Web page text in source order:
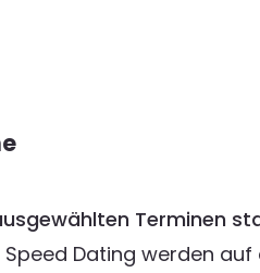
Terminen
Dating werden auf